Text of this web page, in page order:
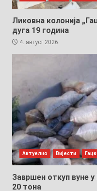
Ликовна колонија
дуга 19 година
4. август 2026.
Актуелно Вијести
Завршен откуп вуне
20 тона